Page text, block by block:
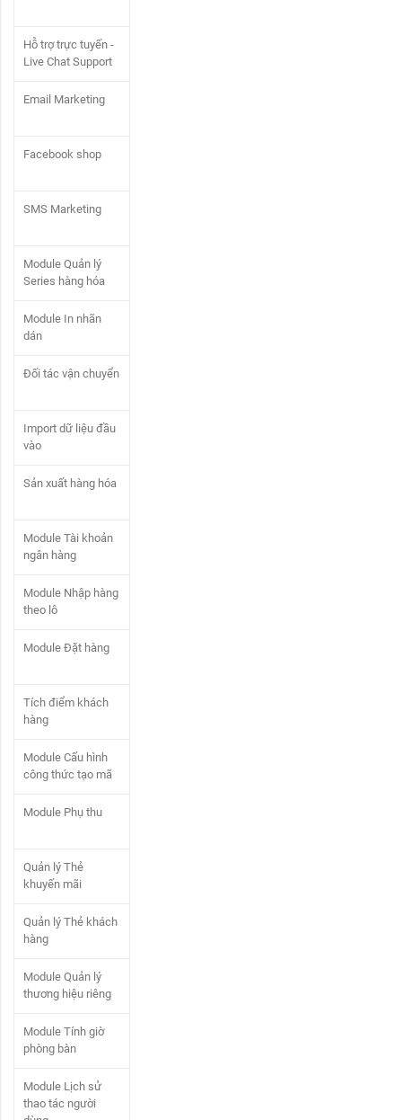
Hỗ trợ trực tuyến -
Live Chat Support
Email Marketing
Facebook shop
SMS Marketing
Module Quản lý
Series hàng hóa
Module In nhãn
dán
Đối tác vận chuyển
Import dữ liệu đầu
vào
Sản xuất hàng hóa
Module Tài khoản
ngân hàng
Module Nhập hàng
theo lô
Module Đặt hàng
Tích điểm khách
hàng
Module Cấu hình
công thức tạo mã
Module Phụ thu
Quản lý Thẻ
khuyến mãi
Quản lý Thẻ khách
hàng
Module Quản lý
thương hiệu riêng
Module Tính giờ
phòng bàn
Module Lịch sử
thao tác người